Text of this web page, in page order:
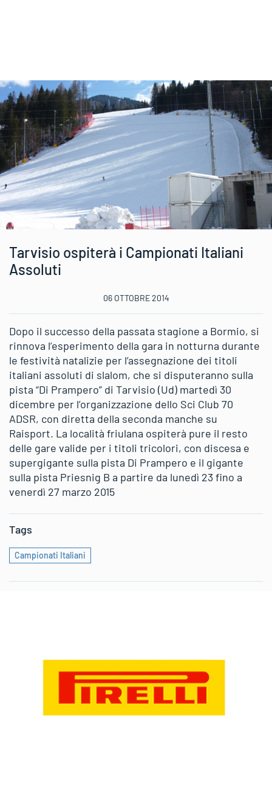
Tarvisio ospiterà i Campionati Italiani
Assoluti
06 OTTOBRE 2014
Dopo il successo della passata stagione a Bormio, si
rinnova l’esperimento della gara in notturna durante
le festività natalizie per l’assegnazione dei titoli
italiani assoluti di slalom, che si disputeranno sulla
pista “Di Prampero” di Tarvisio (Ud) martedì 30
dicembre per l’organizzazione dello Sci Club 70
ADSR, con diretta della seconda manche su
Raisport. La località friulana ospiterà pure il resto
delle gare valide per i titoli tricolori, con discesa e
supergigante sulla pista Di Prampero e il gigante
sulla pista Priesnig B a partire da lunedì 23 fino a
venerdì 27 marzo 2015
Tags
Campionati Italiani